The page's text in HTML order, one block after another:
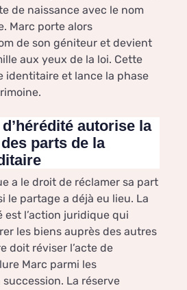
de naissance avec le nom
Marc porte alors
de son géniteur et devient
aux yeux de la loi. Cette
identitaire et lance la phase
autorise la
parts de la
a le droit de réclamer sa part
le partage a déjà eu lieu. La
est l’action juridique qui
les biens auprès des autres
doit réviser l’acte de
Marc parmi les
La réserve